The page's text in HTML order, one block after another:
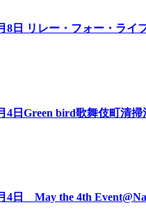
8日 リレー・フォー・ラ
4日Green bird歌舞伎町清掃
4日 May the 4th